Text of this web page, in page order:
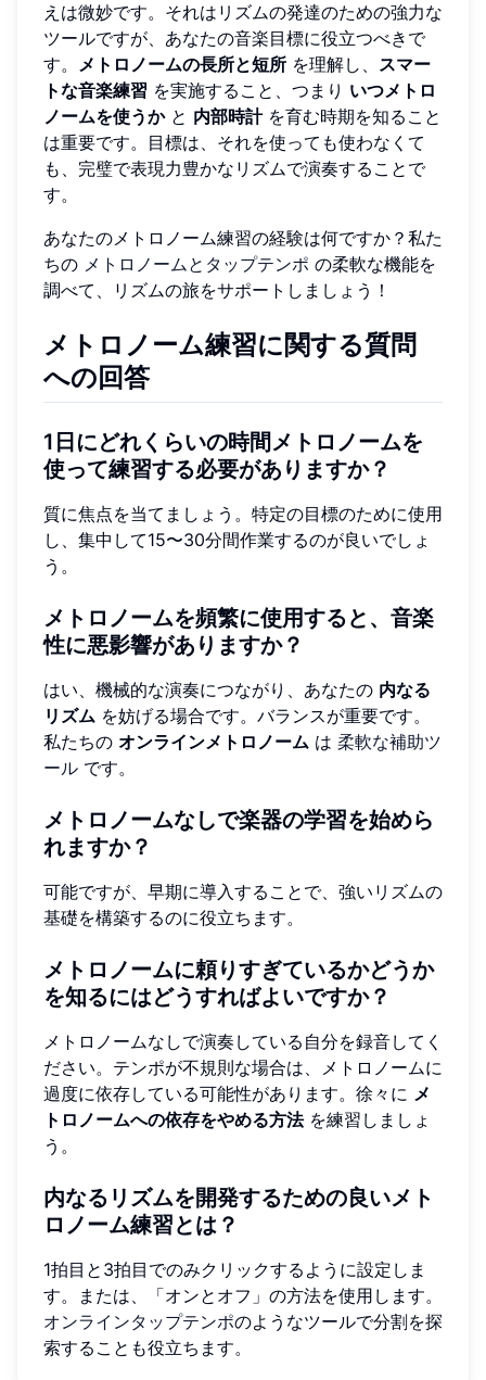
えは微妙です。それはリズムの発達のための強力な
ツールですが、あなたの音楽目標に役立つべきで
す。 メトロノームの長所と短所 を理解し、 スマー
トな音楽練習 を実施すること、つまり いつメトロ
ノームを使うかと 内部時計を育む時期を知ること
は重要です。目標は、それを使っても使わなくて
も、完璧で表現力豊かなリズムで演奏することで
す。
あなたのメトロノーム練習の経験は何ですか？私た
ちの メトロノームとタップテンポ の柔軟な機能を
調べて、リズムの旅をサポートしましょう！
メトロノーム練習に関する質問
への回答
1日にどれくらいの時間メトロノームを
使って練習する必要がありますか？
質に焦点を当てましょう。特定の目標のために使用
し、集中して15〜30分間作業するのが良いでしょ
う。
メトロノームを頻繁に使用すると、音楽
性に悪影響がありますか？
はい、機械的な演奏につながり、あなたの 内なる
リズム を妨げる場合です。バランスが重要です。
私たちの オンラインメトロノーム は 柔軟な補助ツ
ール です。
メトロノームなしで楽器の学習を始めら
れますか？
可能ですが、早期に導入することで、強いリズムの
基礎を構築するのに役立ちます。
メトロノームに頼りすぎているかどうか
を知るにはどうすればよいですか？
メトロノームなしで演奏している自分を録音してく
ださい。テンポが不規則な場合は、メトロノームに
過度に依存している可能性があります。徐々に メ
トロノームへの依存をやめる方法を練習しましょ
う。
内なるリズムを開発するための良いメト
ロノーム練習とは？
1拍目と3拍目でのみクリックするように設定しま
す。または、「オンとオフ」の方法を使用します。
オンラインタップテンポのようなツールで分割を探
索することも役立ちます。